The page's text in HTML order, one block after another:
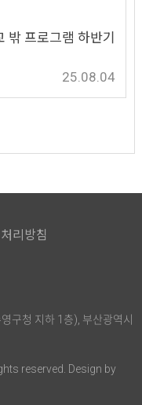
프로그램 하반기
25.08.04
리방침
구청 지하 1층), 부산광역시
reserved. Design by